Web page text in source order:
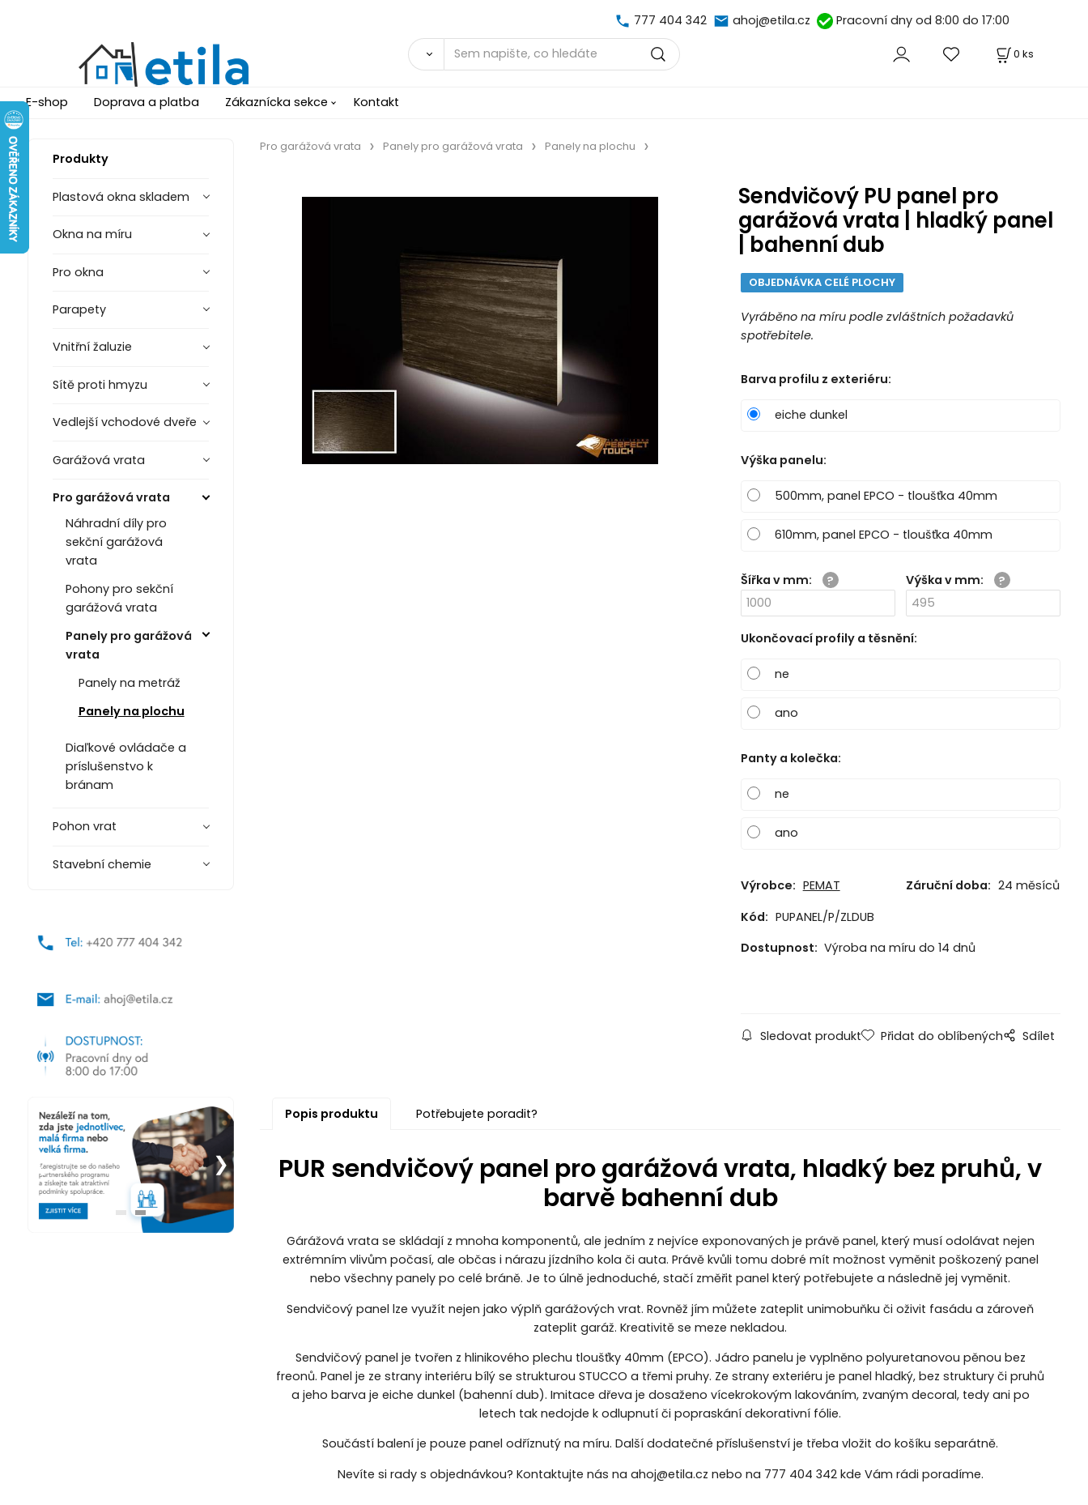
777 404 342 ahoj@etila.cz Pracovní dny od 8:00 do 17:00
0 ks
E-shop Doprava a platba Zákaznícka sekce Kontakt
Produkty
Plastová okna skladem
Okna na míru
Pro okna
Parapety
Vnitřní žaluzie
Sítě proti hmyzu
Vedlejší vchodové dveře
Garážová vrata
Pro garážová vrata
Náhradní díly pro
sekční garážová
vrata
Pohony pro sekční
garážová vrata
Panely pro garážová
vrata
Panely na metráž
Panely na plochu
Diaľkové ovládače a
príslušenstvo k
bránam
Pohon vrat
Stavební chemie
Pro garážová vrata Panely pro garážová vrata Panely na plochu
Sendvičový PU panel pro
garážová vrata | hladký panel
| bahenní dub
OBJEDNÁVKA CELÉ PLOCHY
Vyráběno na míru podle zvláštních požadavků
spotřebitele.
Barva profilu z exteriéru:
eiche dunkel
Výška panelu:
500mm, panel EPCO - tloušťka 40mm
610mm, panel EPCO - tloušťka 40mm
Šířka v mm: Výška v mm:
Ukončovací profily a těsnění:
ne
ano
Panty a kolečka:
ne
ano
Výrobce: PEMAT Záruční doba: 24 měsíců
Kód: PUPANEL/P/ZLDUB
Dostupnost: Výroba na míru do 14 dnů
Sledovat produkt Přidat do oblíbených Sdílet
Popis produktu Potřebujete poradit?
PUR sendvičový panel pro garážová vrata, hladký bez pruhů, v
barvě bahenní dub
Gárážová vrata se skládají z mnoha komponentů, ale jedním z nejvíce exponovaných je právě panel, který musí odolávat nejen
extrémním vlivům počasí, ale občas i nárazu jízdního kola či auta. Právě kvůli tomu dobré mít možnost vyměnit poškozený panel
nebo všechny panely po celé bráně. Je to úlně jednoduché, stačí změřit panel který potřebujete a následně jej vyměnit.
Sendvičový panel lze využít nejen jako výplň garážových vrat. Rovněž jím můžete zateplit unimobuňku či oživit fasádu a zároveň
zateplit garáž. Kreativitě se meze nekladou.
Sendvičový panel je tvořen z hlinikového plechu tloušťky 40mm (EPCO). Jádro panelu je vyplněno polyuretanovou pěnou bez
freonů. Panel je ze strany interiéru bílý se strukturou STUCCO a třemi pruhy. Ze strany exteriéru je panel hladký, bez struktury či pruhů
a jeho barva je eiche dunkel (bahenní dub). Imitace dřeva je dosaženo vícekrokovým lakováním, zvaným decoral, tedy ani po
letech tak nedojde k odlupnutí či popraskání dekorativní fólie.
Součástí balení je pouze panel odříznutý na míru. Další dodatečné příslušenství je třeba vložit do košíku separátně.
Nevíte si rady s objednávkou? Kontaktujte nás na ahoj@etila.cz nebo na 777 404 342 kde Vám rádi poradíme.